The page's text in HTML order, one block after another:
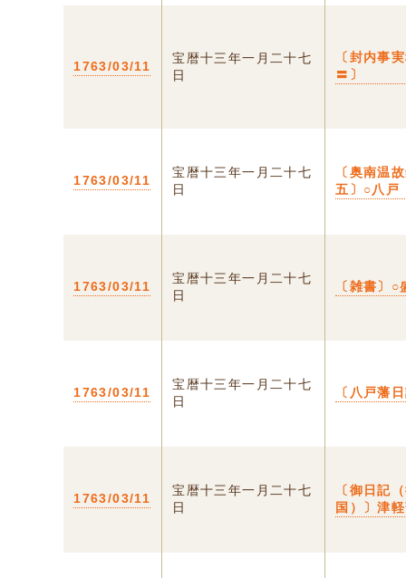
1763/03/11
宝暦十三年一月二十七
日
〔封内事
〓〕
1763/03/11
宝暦十三年一月二十七
日
〔奥南温
五〕○八戸
1763/03/11
宝暦十三年一月二十七
日
〔雑書〕○
1763/03/11
宝暦十三年一月二十七
日
〔八戸藩
1763/03/11
宝暦十三年一月二十七
日
〔御日記
国）〕津